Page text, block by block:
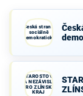
Česká strana
sociálně
demokratická
STAROSTOVÉ
A NEZÁVISLÍ
PRO ZLÍNSKÝ
KRAJ